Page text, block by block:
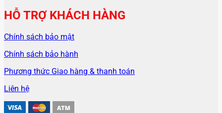
HỖ TRỢ KHÁCH HÀNG
Chính sách bảo mật
Chính sách bảo hành
Phương thức Giao hàng & thanh toán
Liên hệ